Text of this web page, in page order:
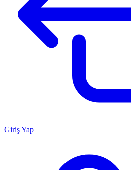
Giriş Yap